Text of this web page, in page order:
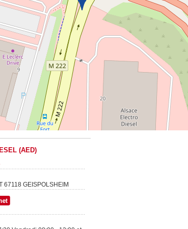
(AED)
67118 GEISPOLSHEIM